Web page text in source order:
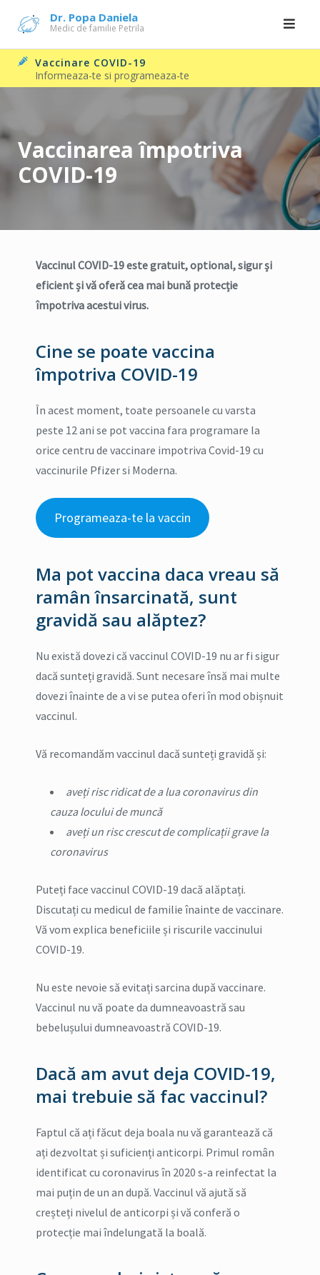
content
Dr. Popa Daniela
Medic de familie Petrila
Vaccinare COVID-19
Informeaza-te si programeaza-te
Vaccinarea împotriva
COVID-19
Vaccinul COVID-19 este gratuit, optional, sigur și
eficient și vă oferă cea mai bună protecție
împotriva acestui virus.
Cine se poate vaccina
împotriva COVID-19
În acest moment, toate persoanele cu varsta
peste 12 ani se pot vaccina fara programare la
orice centru de vaccinare impotriva Covid-19 cu
vaccinurile Pfizer si Moderna.
Programeaza-te la vaccin
Ma pot vaccina daca vreau să
ramân însarcinată, sunt
gravidă sau alăptez?
Nu există dovezi că vaccinul COVID-19 nu ar fi sigur
dacă sunteți gravidă. Sunt necesare însă mai multe
dovezi înainte de a vi se putea oferi în mod obișnuit
vaccinul.
Vă recomandăm vaccinul dacă sunteți gravidă și:
aveți risc ridicat de a lua coronavirus din
cauza locului de muncă
aveți un risc crescut de complicații grave la
coronavirus
Puteți face vaccinul COVID-19 dacă alăptați.
Discutați cu medicul de familie înainte de vaccinare.
Vă vom explica beneficiile și riscurile vaccinului
COVID-19.
Nu este nevoie să evitați sarcina după vaccinare.
Vaccinul nu vă poate da dumneavoastră sau
bebelușului dumneavoastră COVID-19.
Dacă am avut deja COVID-19,
mai trebuie să fac vaccinul?
Faptul că ați făcut deja boala nu vă garantează că
ați dezvoltat și suficienți anticorpi. Primul român
identificat cu coronavirus în 2020 s-a reinfectat la
mai puțin de un an după. Vaccinul vă ajută să
creșteți nivelul de anticorpi și vă conferă o
protecție mai îndelungată la boală.